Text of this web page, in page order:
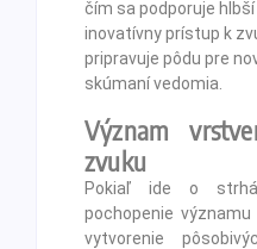
čím sa podporuje
inovatívny prístup k
pripravuje pôdu pre
skúmaní vedomia.
Význam
zvuku
Pokiaľ ide o
pochopenie
vytvorenie